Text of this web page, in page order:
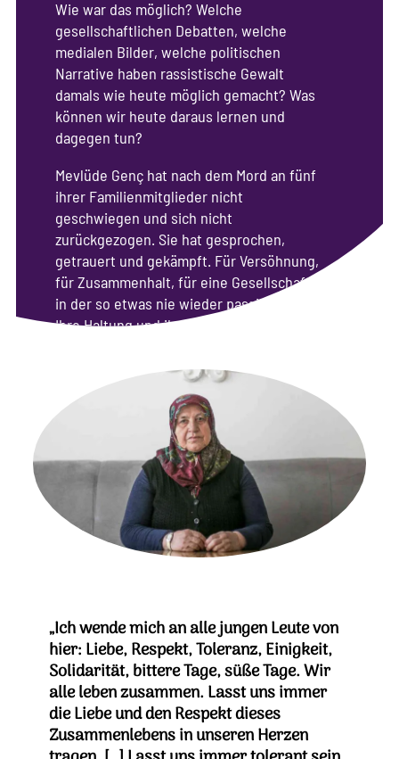
Wie war das möglich? Welche
gesellschaftlichen Debatten, welche
medialen Bilder, welche politischen
Narrative haben rassistische Gewalt
damals wie heute möglich gemacht? Was
können wir heute daraus lernen und
dagegen tun?
Mevlüde Genç hat nach dem Mord an fünf
ihrer Familienmitglieder nicht
geschwiegen und sich nicht
zurückgezogen. Sie hat gesprochen,
getrauert und gekämpft. Für Versöhnung,
für Zusammenhalt, für eine Gesellschaft,
in der so etwas nie wieder passieren soll.
Ihre Haltung und ihr Wirken sind der
„Ich wende mich an alle jungen Leute von
hier: Liebe, Respekt, Toleranz, Einigkeit,
Solidarität, bittere Tage, süße Tage. Wir
alle leben zusammen. Lasst uns immer
die Liebe und den Respekt dieses
Zusammenlebens in unseren Herzen